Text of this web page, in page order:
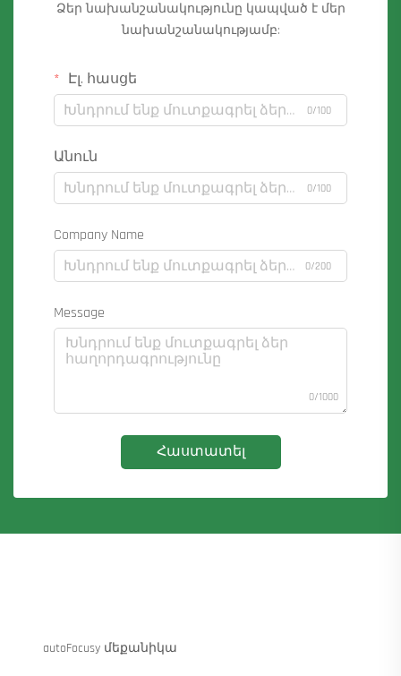
Ձեր նախանշանակությունը կապված է մեր
նախանշանակությամբ:
Էլ. հասցե
0/100
Անուն
0/100
Company Name
0/200
Message
0/1000
Հաստատել
autoFocusy մեքանիկա